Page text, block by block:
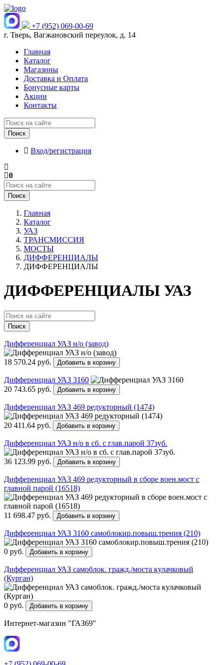
+7 (952) 069-00-69
г. Тверь, Вагжановский переулок, д. 14
Главная
Каталог
Магазины
Доставка и Оплата
Бонусные карты
Акции
Контакты
Поиск
Вход/регистрация
0
Поиск
Главная
Каталог
УАЗ
ТРАНСМИССИЯ
МОСТЫ
ДИФФЕРЕНЦИАЛЫ
ДИФФЕРЕНЦИАЛЫ
ДИФФЕРЕНЦИАЛЫ УАЗ
Поиск
Дифференциал УАЗ н/о (завод)
18 570.24 руб. Добавить в корзину
Дифференциал УАЗ 3160
20 743.65 руб.
Добавить в корзину
Дифференциал УАЗ 469 редукторный (1474)
20 411.64 руб. Добавить в корзину
Дифференциал УАЗ н/о в сб. с глав.парой 37зуб.
36 123.99 руб. Добавить в корзину
Дифференциал УАЗ 469 редукторный в сборе воен.мост с
главной парой (16518)
11 698.47 руб. Добавить в корзину
Дифференциал УАЗ 3160 самоблокир.повыш.трения (210)
0 руб. Добавить в корзину
Дифференциал УАЗ самоблок. гражд./моста кулачковый
(Курган)
0 руб. Добавить в корзину
Интернет-магазин "ГАЗ69"